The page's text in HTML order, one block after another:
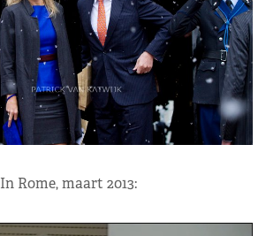
In Rome, maart 2013: